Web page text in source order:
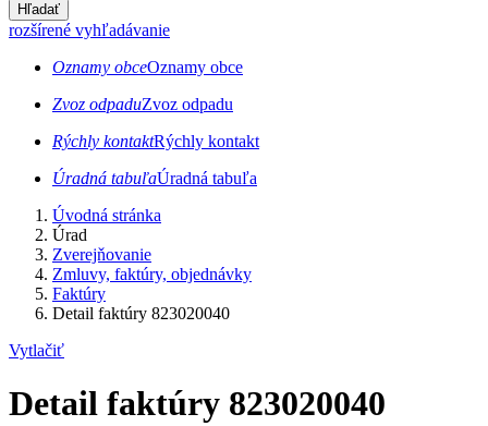
Hľadať
rozšírené vyhľadávanie
Oznamy obceOznamy obce
Zvoz odpaduZvoz odpadu
Rýchly kontaktRýchly kontakt
Úradná tabuľaÚradná tabuľa
Úvodná stránka
Úrad
Zverejňovanie
Zmluvy, faktúry, objednávky
Faktúry
Detail faktúry 823020040
Vytlačiť
Detail faktúry 823020040